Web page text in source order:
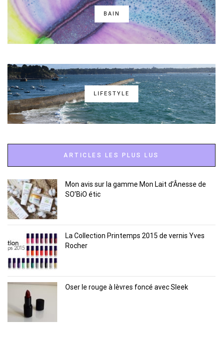
BAIN
LIFESTYLE
ARTICLES LES PLUS LUS
Mon avis sur la gamme Mon Lait d’Ânesse de
SO’BiO étic
La Collection Printemps 2015 de vernis Yves
Rocher
Oser le rouge à lèvres foncé avec Sleek